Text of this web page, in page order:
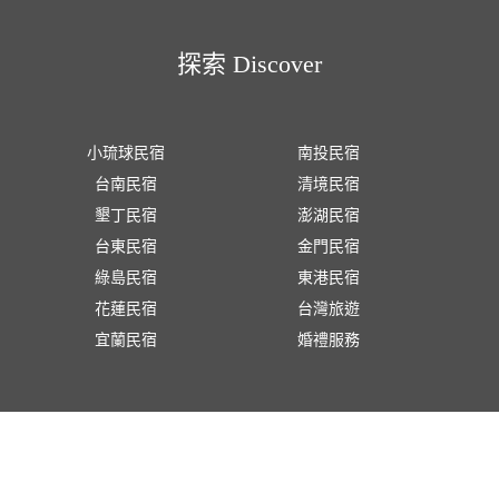
探索 Discover
小琉球民宿
台南民宿
墾丁民宿
台東民宿
綠島民宿
花蓮民宿
宜蘭民宿
南投民宿
清境民宿
澎湖民宿
金門民宿
東港民宿
台灣旅遊
婚禮服務